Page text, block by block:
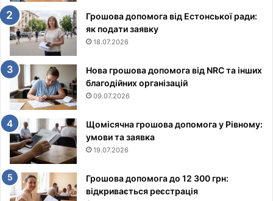
Грошова допомога від Естонської ради:
як подати заявку
18.07.2026
Нова грошова допомога від NRC та інших
благодійних організацій
09.07.2026
Щомісячна грошова допомога у Рівному:
умови та заявка
19.07.2026
Грошова допомога до 12 300 грн:
відкривається реєстрація